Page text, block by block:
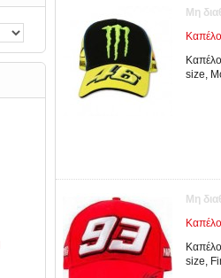
Μη
size,
Μη
size,